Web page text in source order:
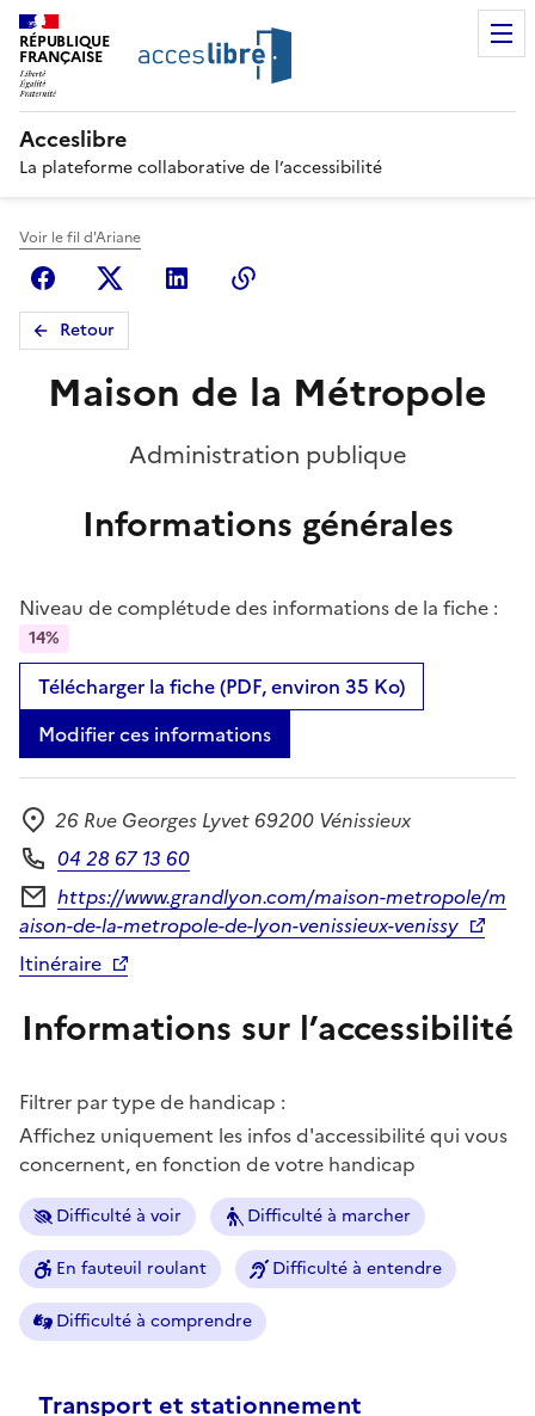
RÉPUBLIQUE
FRANÇAISE
Acceslibre
La plateforme collaborative de l’accessibilité
Voir le fil d'Ariane
FacebookX (anciennement Twitter)
Linkedin
Retour
Maison de la Métropole
Administration publique
Informations générales
Niveau de complétude des informations de la fiche :
14%
Télécharger la fiche (PDF, environ 35 Ko)
Modifier ces informations
Adresse
26 Rue Georges Lyvet 69200 Vénissieux
Téléphone
04 28 67 13 60
Formulaire de contact
https://www.grandlyon.com/maison-metropole/m
aison-de-la-metropole-de-lyon-venissieux-venissy
Itinéraire
Informations sur l’accessibilité
Filtrer par type de handicap :
Affichez uniquement les infos d'accessibilité qui vous
concernent, en fonction de votre handicap
Difficulté à voir Difficulté à marcher
En fauteuil roulant Difficulté à entendre
Difficulté à comprendre
Transport et stationnement